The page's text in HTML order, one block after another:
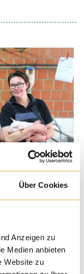
Über Cookies
Anzeigen zu
Medien anbieten
Website zu
wieder für